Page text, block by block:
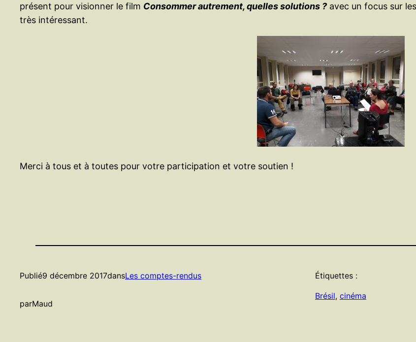
présent pour visionner le film Consommer autrement, quelles solutions ? avec un focus sur
très intéressant.
Merci à tous et à toutes pour votre participation et votre soutien !
Publié9 décembre 2017dansLes comptes-rendus
parMaud
Étiquettes :
Brésil, cinéma